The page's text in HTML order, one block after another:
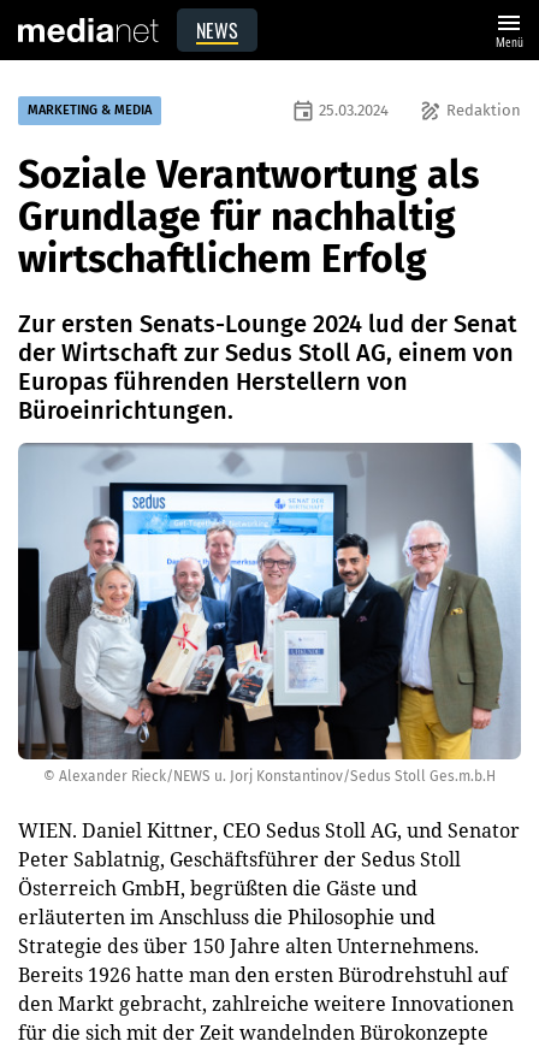
NEWS menu
Menü
© Alexander Rieck/NEWS u. Jorj Konstantinov/Sedus Stoll Ges.m.b.H
MARKETING & MEDIA draw Redaktion
event 25.03.2024
Soziale Verantwortung als
Grundlage für nachhaltig
wirtschaftlichem Erfolg
Zur ersten Senats-Lounge 2024 lud der Senat
der Wirtschaft zur Sedus Stoll AG, einem von
Europas führenden Herstellern von
Büroeinrichtungen.
WIEN. Daniel Kittner, CEO Sedus Stoll AG, und Senator
Peter Sablatnig, Geschäftsführer der Sedus Stoll
Österreich GmbH, begrüßten die Gäste und
erläuterten im Anschluss die Philosophie und
Strategie des über 150 Jahre alten Unternehmens.
Bereits 1926 hatte man den ersten Bürodrehstuhl auf
den Markt gebracht, zahlreiche weitere Innovationen
für die sich mit der Zeit wandelnden Bürokonzepte